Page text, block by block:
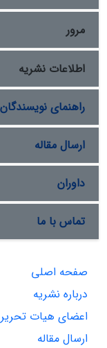
یافته‌های این
دیوان عالی
نشان‌دهنده
رئیس‌‏جمهور در
مرور
اطلاعات نشریه
راهنمای نویسندگان
ارسال مقاله
داوران
تماس با ما
صفحه اصلی
درباره نشریه
اعضای هیات
ارسال مقاله